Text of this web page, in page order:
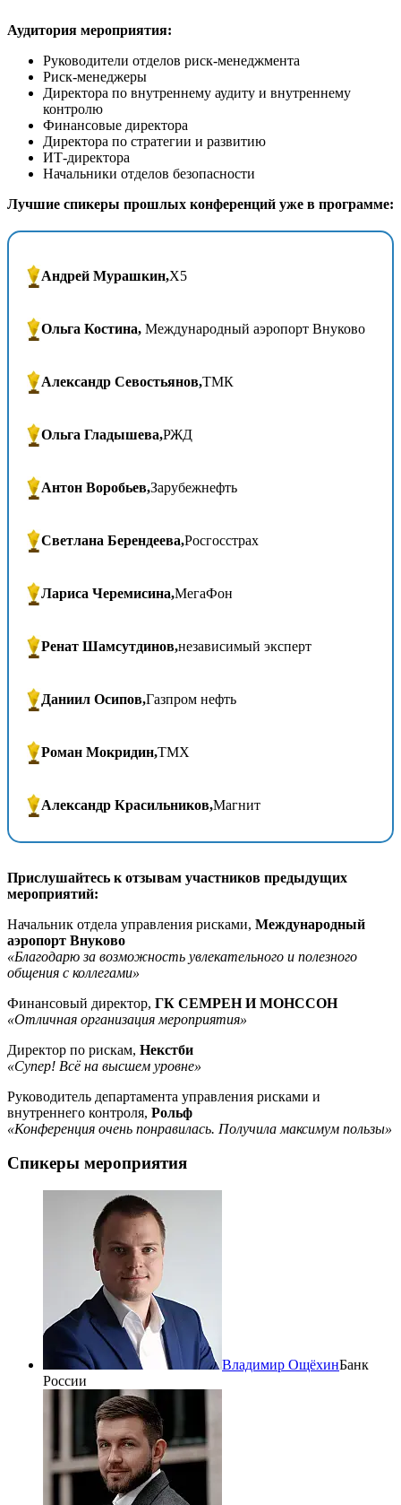
Аудитория мероприятия:
Руководители отделов риск-менеджмента
Риск-менеджеры
Директора по внутреннему аудиту и внутреннему
контролю
Финансовые директора
Директора по стратегии и развитию
ИТ-директора
Начальники отделов безопасности
Лучшие спикеры прошлых конференций уже в программе:
Андрей Мурашкин,X5
Ольга Костина, Международный аэропорт Внуково
Александр Севостьянов,ТМК
Ольга Гладышева,РЖД
Антон Воробьев,Зарубежнефть
Светлана Берендеева,Росгосстрах
Лариса Черемисина,МегаФон
Ренат Шамсутдинов,независимый эксперт
Даниил Осипов,Газпром нефть
Роман Мокридин,ТМХ
Александр Красильников,Магнит
Прислушайтесь к отзывам участников предыдущих
мероприятий:
Начальник отдела управления рисками, Международный
аэропорт Внуково
«Благодарю за возможность увлекательного и полезного
общения с коллегами»
Финансовый директор, ГК СЕМРЕН И МОНССОН
«Отличная организация мероприятия»
Директор по рискам, Некстби
«Супер! Всё на высшем уровне»
Руководитель департамента управления рисками и
внутреннего контроля, Рольф
«Конференция очень понравилась. Получила максимум пользы»
Спикеры мероприятия
Владимир ОщёхинБанк
России